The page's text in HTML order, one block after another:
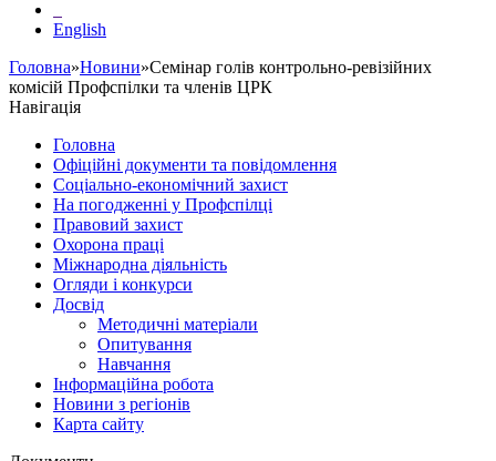
English
Головна»Новини»Семінар голів контрольно-ревізійних
комісій Профспілки та членів ЦРК
Навігація
Головна
Офіційні документи та повідомлення
Соціально-економічний захист
На погодженні у Профспілці
Правовий захист
Охорона праці
Міжнародна діяльність
Огляди і конкурси
Досвід
Методичні матеріали
Опитування
Навчання
Інформаційна робота
Новини з регіонів
Карта сайту